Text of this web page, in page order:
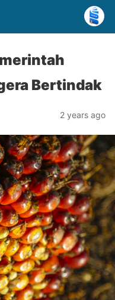
Bertindak
2 years ago